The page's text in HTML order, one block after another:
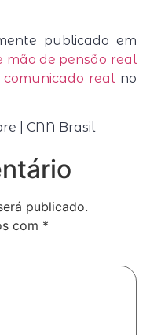
publicado em
mão de pensão real
real no
| CNN Brasil
publicado.
com *